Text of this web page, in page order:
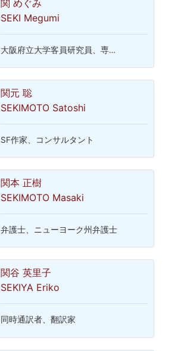
関 めぐみ
SEKI Megumi
大阪府立大学客員研究員、専…
関元 聡
SEKIMOTO Satoshi
SF作家、コンサルタント
関本 正樹
SEKIMOTO Masaki
弁護士、ニューヨーク州弁護士
関谷 英里子
SEKIYA Eriko
同時通訳者、翻訳家